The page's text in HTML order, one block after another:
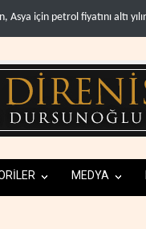
yeni güvenlik hattına
MEDYA